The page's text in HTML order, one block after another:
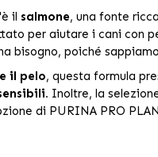
il salmone, una fonte
per aiutare i cani con
bisogno, poiché
il pelo, questa formula
Inoltre, la
di PURINA PRO